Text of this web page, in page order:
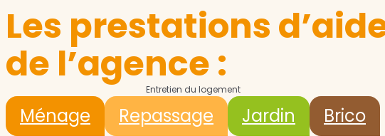
Les prestations
de l’agence :
Entretien du logement
Ménage Repassage Jardin Brico